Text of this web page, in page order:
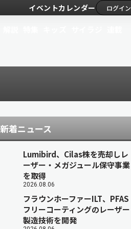
イベントカレンダー ログイン
新着ニュース
Lumibird、Cilas株を売却しレ
ーザー・メガジュール保守事業
を取得
2026.08.06
フラウンホーファーILT、PFAS
フリーコーティングのレーザー
製造技術を開発